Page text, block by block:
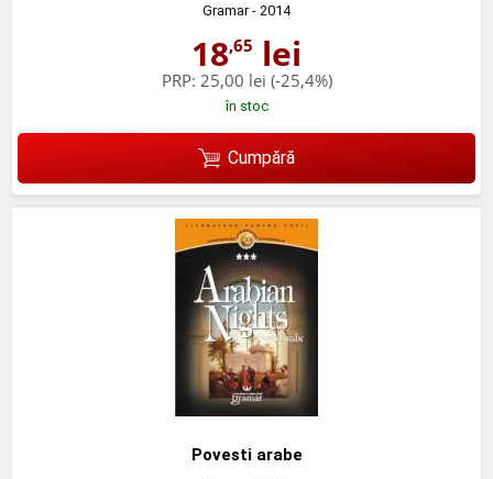
Gramar - 2014
18,65 lei
PRP: 25,00 lei (-25,4%)
în stoc
Cumpără
Povesti arabe